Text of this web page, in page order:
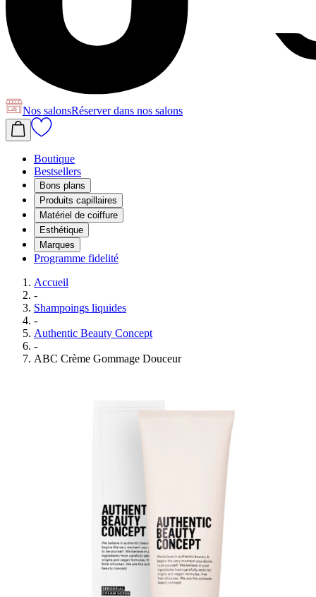
Nos salonsRéserverdans nos salons
Boutique
Bestsellers
Bons plans
Produits capillaires
Matériel de coiffure
Esthétique
Marques
Programme fidelité
Accueil
-
Shampoings liquides
-
Authentic Beauty Concept
-
ABC Crème Gommage Douceur